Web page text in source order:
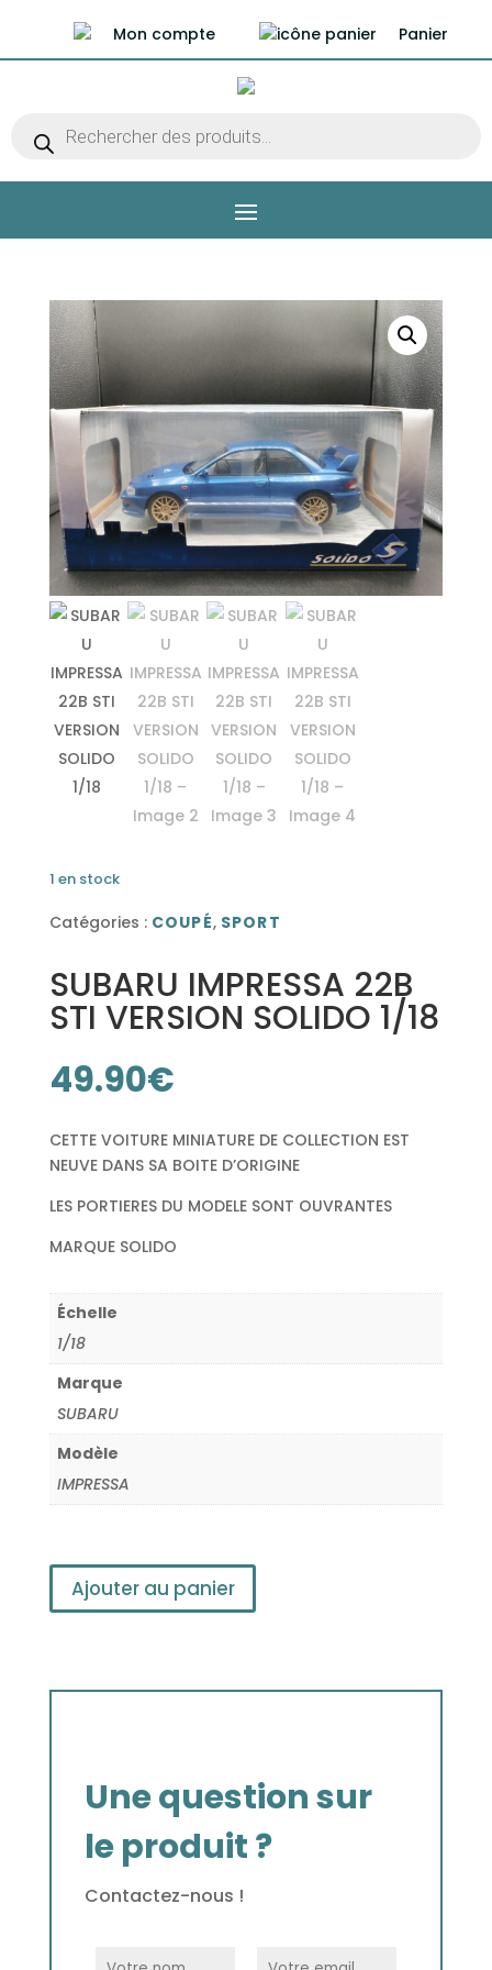
produits
Mon compte Panier
1 en stock
Catégories : COUPÉ, SPORT
SUBARU IMPRESSA 22B
STI VERSION SOLIDO 1/18
49.90€
CETTE VOITURE MINIATURE DE COLLECTION EST
NEUVE DANS SA BOITE D’ORIGINE
LES PORTIERES DU MODELE SONT OUVRANTES
MARQUE SOLIDO
Échelle
1/18
Marque
SUBARU
Modèle
IMPRESSA
Ajouter au panier
Une question sur
le produit ?
Contactez-nous !